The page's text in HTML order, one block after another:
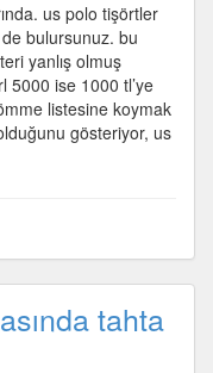
us polo tişörtler
bulursunuz. bu
yanlış olmuş
5000 ise 1000 tl’ye
listesine koymak
gösteriyor, us
tahta